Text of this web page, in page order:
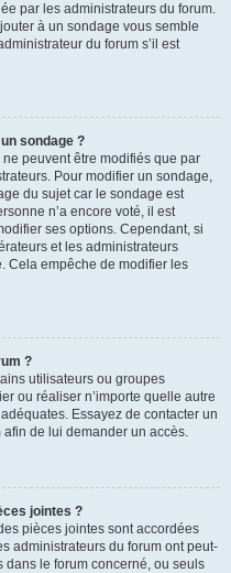
par les administrateurs du forum.
à un sondage vous semble
du forum s’il est
sondage ?
peuvent être modifiés que par
Pour modifier un sondage,
du sujet car le sondage est
n’a encore voté, il est
ses options. Cependant, si
et les administrateurs
Cela empêche de modifier les
?
utilisateurs ou groupes
ou réaliser n’importe quelle autre
Essayez de contacter un
de lui demander un accès.
jointes ?
pièces jointes sont accordées
administrateurs du forum ont peut-
dans le forum concerné, ou seuls